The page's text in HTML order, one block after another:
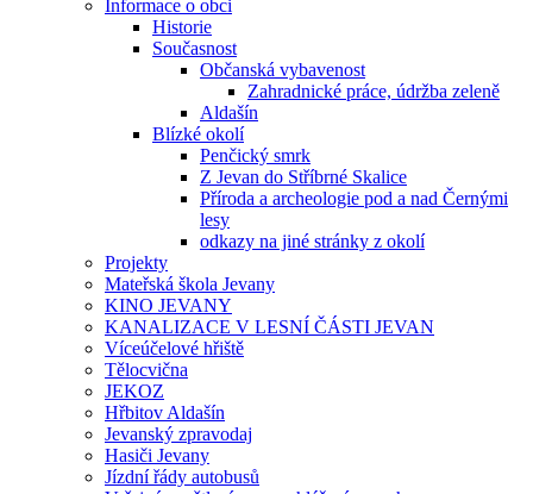
Informace o obci
Historie
Současnost
Občanská vybavenost
Zahradnické práce, údržba zeleně
Aldašín
Blízké okolí
Penčický smrk
Z Jevan do Stříbrné Skalice
Příroda a archeologie pod a nad Černými
lesy
odkazy na jiné stránky z okolí
Projekty
Mateřská škola Jevany
KINO JEVANY
KANALIZACE V LESNÍ ČÁSTI JEVAN
Víceúčelové hřiště
Tělocvična
JEKOZ
Hřbitov Aldašín
Jevanský zpravodaj
Hasiči Jevany
Jízdní řády autobusů